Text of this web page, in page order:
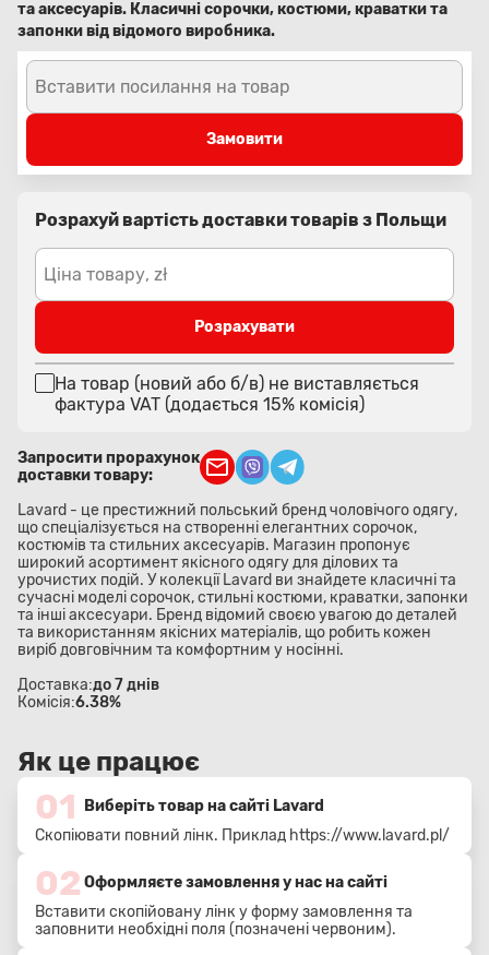
та аксесуарів. Класичні сорочки, костюми, краватки та
запонки від відомого виробника.
Вставити посилання на товар
Замовити
Розрахуй вартість доставки товарів з Польщи
Ціна товару, zł
Розрахувати
На товар (новий або б/в) не виставляється
фактура VAT (додається 15% комісія)
Запросити прорахунок
доставки товару:
Lavard - це престижний польський бренд чоловічого одягу,
що спеціалізується на створенні елегантних сорочок,
костюмів та стильних аксесуарів. Магазин пропонує
широкий асортимент якісного одягу для ділових та
урочистих подій. У колекції Lavard ви знайдете класичні та
сучасні моделі сорочок, стильні костюми, краватки, запонки
та інші аксесуари. Бренд відомий своєю увагою до деталей
та використанням якісних матеріалів, що робить кожен
виріб довговічним та комфортним у носінні.
Доставка:до 7 днів
Комісія:6.38%
Як це працює
01
Виберіть товар на сайті Lavard
Скопіювати повний лінк. Приклад https://www.lavard.pl/
02 Оформляєте замовлення у нас на сайті
Вставити скопійовану лінк у форму замовлення та
заповнити необхідні поля (позначені червоним).